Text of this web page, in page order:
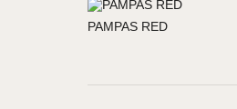
PAMPAS RED